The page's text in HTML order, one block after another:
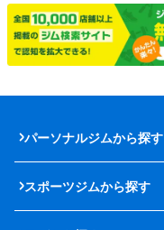
パーソナルジムから探す
スポーツジムから探す